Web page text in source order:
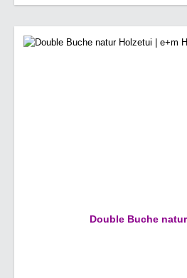
Double Buche